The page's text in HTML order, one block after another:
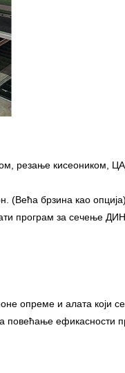
резање кисеоником,
(Већа брзина као опција)
програм за сечење
опреме и алата који
повећање ефикасности